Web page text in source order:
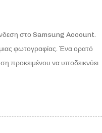
στο Samsung Account.
φωτογραφίας. Ένα ορατό
προκειμένου να υποδεικνύει